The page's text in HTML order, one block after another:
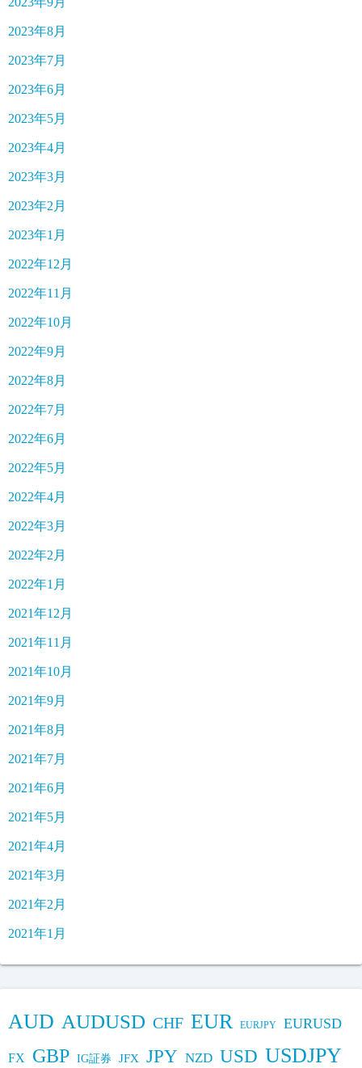
2023年8月
2023年7月
2023年6月
2023年5月
2023年4月
2023年3月
2023年2月
2023年1月
2022年12月
2022年11月
2022年10月
2022年9月
2022年8月
2022年7月
2022年6月
2022年5月
2022年4月
2022年3月
2022年2月
2022年1月
2021年12月
2021年11月
2021年10月
2021年9月
2021年8月
2021年7月
2021年6月
2021年5月
2021年4月
2021年3月
2021年2月
2021年1月
AUD AUDUSD CHF EUR EURJPY EURUSD
FX GBP IG証券 JFX JPY NZD USD USDJPY